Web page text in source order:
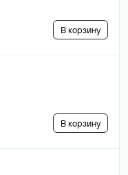
В корзину
В корзину